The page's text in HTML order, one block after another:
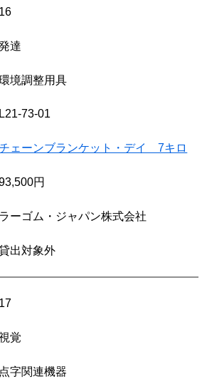
16
達
境調整用具
L21-73-01
ェーンブランケット・デイ 7キロ
円
ラーゴム・ジャパン株式会社
出対象外
17
覚
点字関連機器